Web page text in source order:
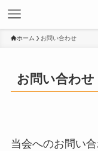
ホーム お問い合わせ
お問い合わせ
当会へのお問い